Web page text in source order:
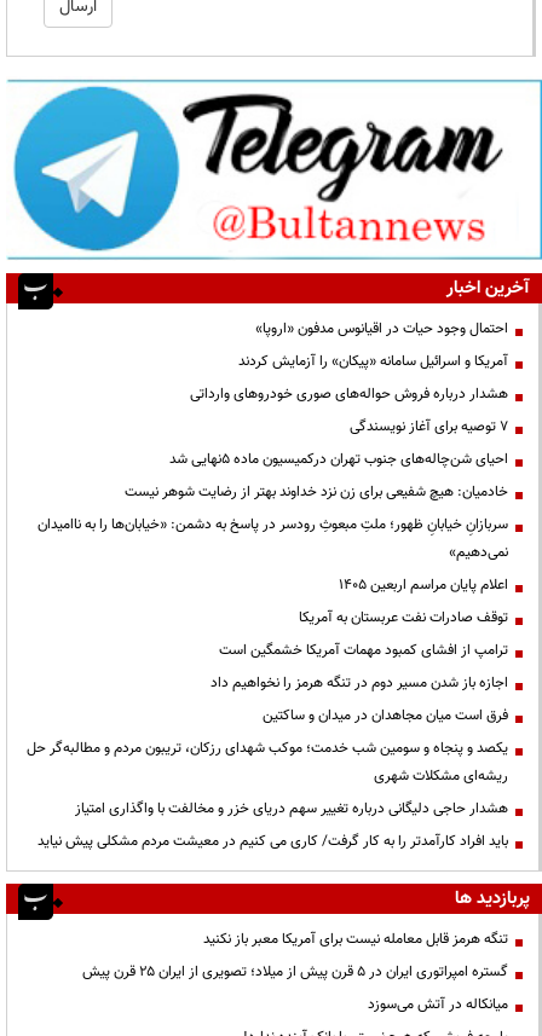
آخرین اخبار
احتمال وجود حیات در اقیانوس مدفون «اروپا»
آمریکا و اسرائیل سامانه «پیکان» را آزمایش کردند
هشدار درباره فروش حواله‌های صوری خودروهای وارداتی
۷ توصیه برای آغاز نویسندگی
احیای شن‌چاله‌های جنوب تهران درکمیسیون ماده ۵نهایی شد
خادمیان: هیچ شفیعی برای زن نزد خداوند بهتر از رضایت شوهر نیست
سربازانِ خیابانِ ظهور؛ ملتِ مبعوثِ رودسر در پاسخ به دشمن: «خیابان‌ها را به ناامیدان
نمی‌دهیم»
اعلام پایان مراسم اربعین ۱۴۰۵
توقف صادرات نفت عربستان به آمریکا
ترامپ از افشای کمبود مهمات آمریکا خشمگین است
اجازه باز شدن مسیر دوم در تنگه هرمز را نخواهیم داد
فرق است میان مجاهدان در میدان و ساکتین
یکصد و پنجاه و سومین شب خدمت؛ موکب شهدای رزکان، تریبون مردم و مطالبه‌گر حل
ریشه‌ای مشکلات شهری
هشدار حاجی دلیگانی درباره تغییر سهم دریای خزر و مخالفت با واگذاری امتیاز
باید افراد کارآمدتر را به کار گرفت/ کاری می کنیم در معیشت مردم مشکلی پیش نیاید
پربازدید ها
تنگه هرمز قابل معامله نیست برای آمریکا معبر باز نکنید
گستره امپراتوری ایران در ۵ قرن پیش از میلاد؛ تصویری از ایران ۲۵ قرن پیش
میانکاله در آتش می‌سوزد